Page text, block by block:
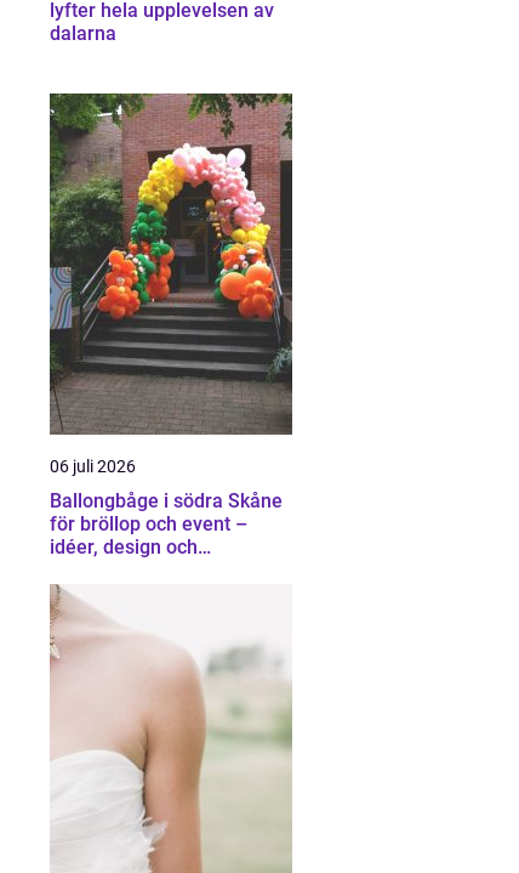
lyfter hela upplevelsen av
dalarna
06 juli 2026
Ballongbåge i södra Skåne
för bröllop och event –
idéer, design och